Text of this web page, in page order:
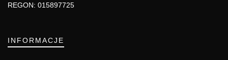
REGON: 015897725
INFORMACJE